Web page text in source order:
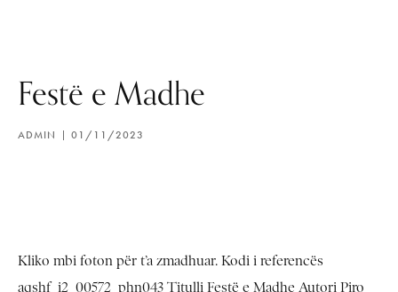
Festë e Madhe
ADMIN 01/11/2023
Kliko mbi foton për t’a zmadhuar. Kodi i referencës
aqshf_i2_00572_phn043 Titulli Festë e Madhe Autori Piro